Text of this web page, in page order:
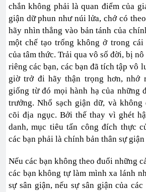
chắn không phải là quan điểm của
giận dữ phun như núi lửa, chớ có
hãy nhìn thẳng vào bản tánh của
một chế tạo trống không ở trong
của tâm thức. Trải qua vô số đời, bị
riêng các bạn, các bạn đã tích tập vô
giờ trở đi hãy thận trọng hơn, nhớ
giống từ đó mọi hành hạ của những
trưởng. Nhổ sạch giận dữ, và không
cõi địa ngục. Bởi thế thay vì ghét
danh, mục tiêu tấn công đích thực
các bạn phải là chính bản thân sự giận
Nếu các bạn không theo đuổi những
các bạn không tự làm mình xa lánh
sự sân giận, nếu sự sân giận của